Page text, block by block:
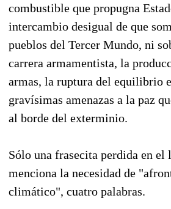
combustible que propugna
intercambio desigual de que
pueblos del Tercer Mundo, ni
carrera armamentista, la
armas, la ruptura del equilibrio
gravísimas amenazas a la paz
al borde del exterminio.
Sólo una frasecita perdida en el
menciona la necesidad de
climático", cuatro palabras.